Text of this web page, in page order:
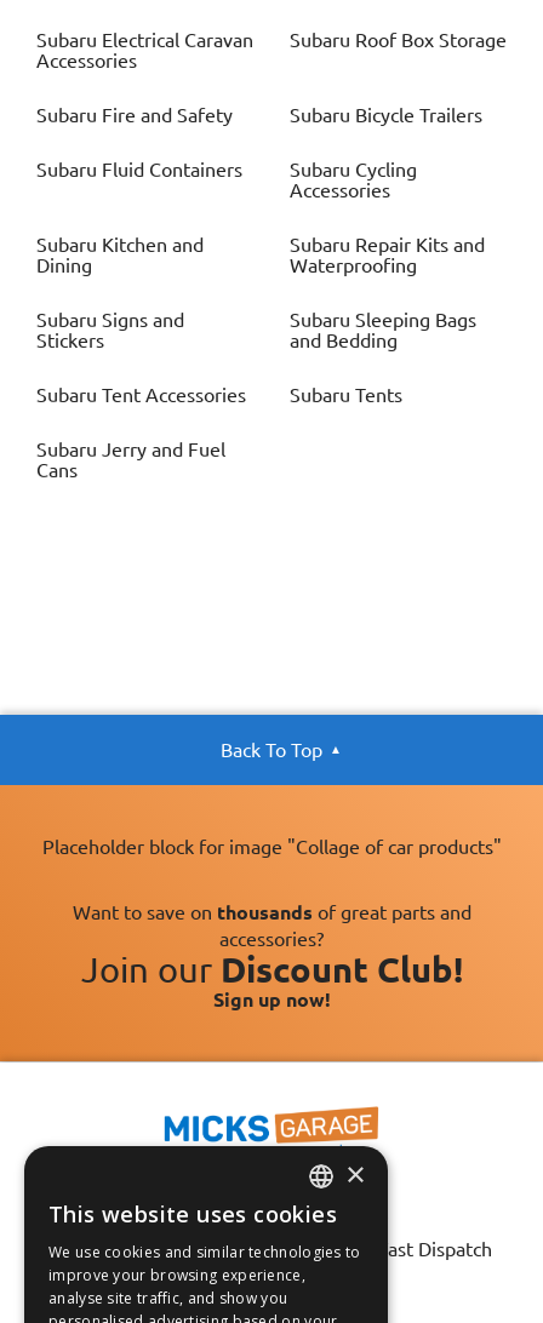
Subaru Electrical Caravan
Accessories
Subaru Roof Box Storage
Subaru Fire and Safety Subaru Bicycle Trailers
Subaru Fluid Containers Subaru Cycling
Accessories
Subaru Kitchen and
Dining
Subaru Repair Kits and
Waterproofing
Subaru Signs and
Stickers
Subaru Sleeping Bags
and Bedding
Subaru Tent Accessories Subaru Tents
Subaru Jerry and Fuel
Cans
Back To Top
Placeholder block for image "Collage of car products"
Want to save on thousands of great parts and
accessories?
Join our Discount Club!
Sign up now!
Fast Tracked Delivery*
30 Day No-Hassle Returns*
Fast Dispatch
Follow us on:
ENGLISH
FRANÇAIS
×
This website uses cookies
We use cookies and similar technologies to
improve your browsing experience,
analyse site traffic, and show you